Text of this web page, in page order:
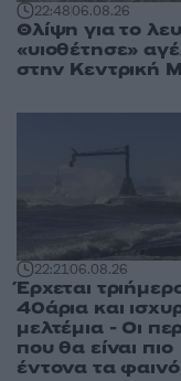
22:4806.08.26
Θλίψη για το
«υιοθέτησε»
στην Κεντρική
22:2106.08.26
Έρχεται
40άρια και
μελτέμια - Οι
που θα είναι πιο
έντονα τα